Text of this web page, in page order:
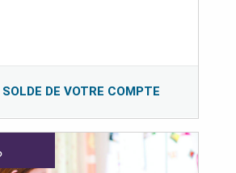
DE VOTRE COMPTE